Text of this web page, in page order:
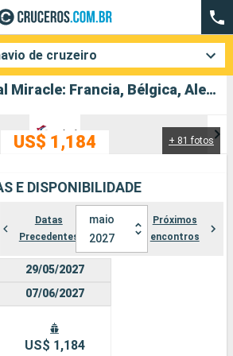
Cruzeiro Carnival Miracle: Francia, Bélgica, Alemanha, Dinamarca, Holanda partindo de Dover
+ 81 fotos
US$ 1,184
E DISPONIBILIDADE
Datas
Precedentes
maio
2027
Próximos
encontros
29/05/2027
07/06/2027
US$ 1,184
de cruzeiro
Companhias
Pesquisar